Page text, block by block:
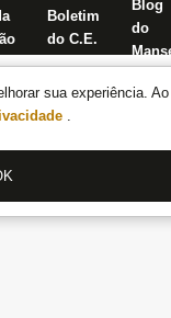
sua experiência.
.
Boletim
do C.E.
Blog
do